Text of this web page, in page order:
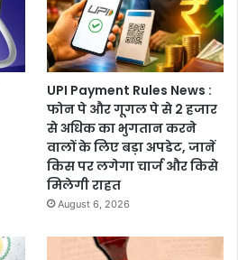
UPI Payment Rules News :
फोन पे और गूगल पे से 2 हजार
से अधिक का भुगतान करने
वालों के लिए बड़ा अपडेट, जानें
किस पर लगेगा चार्ज और किसे
मिलेगी राहत
August 6, 2026